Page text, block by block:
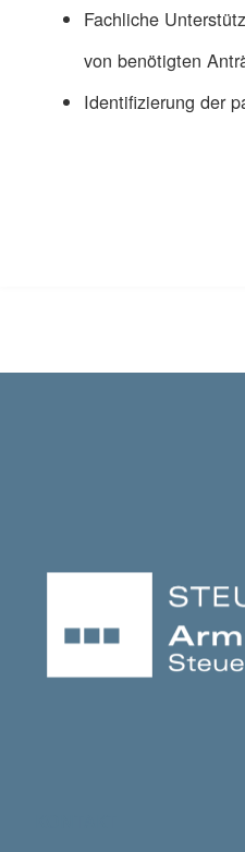
Fachliche
von benötigten
Identifizierung der